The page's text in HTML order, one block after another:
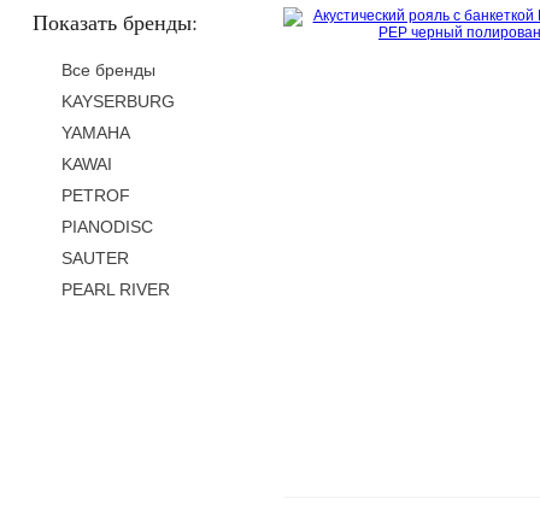
Показать бренды:
Все бренды
KAYSERBURG
YAMAHA
KAWAI
PETROF
PIANODISC
SAUTER
PEARL RIVER